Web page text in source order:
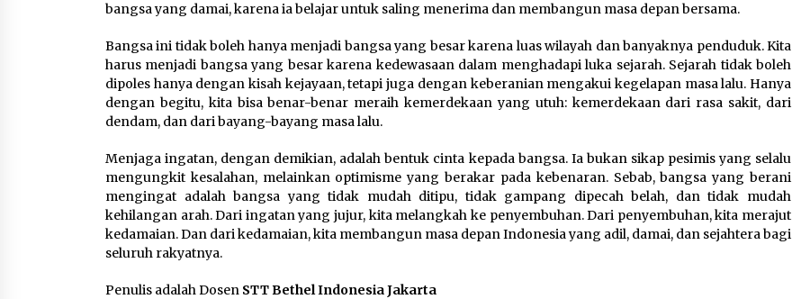
bangsa yang damai, karena ia belajar untuk saling menerima dan membangun masa depan bersama.
Bangsa ini tidak boleh hanya menjadi bangsa yang besar karena luas wilayah dan banyaknya penduduk. Kita
harus menjadi bangsa yang besar karena kedewasaan dalam menghadapi luka sejarah. Sejarah tidak boleh
dipoles hanya dengan kisah kejayaan, tetapi juga dengan keberanian mengakui kegelapan masa lalu. Hanya
dengan begitu, kita bisa benar-benar meraih kemerdekaan yang utuh: kemerdekaan dari rasa sakit, dari
dendam, dan dari bayang-bayang masa lalu.
Menjaga ingatan, dengan demikian, adalah bentuk cinta kepada bangsa. Ia bukan sikap pesimis yang selalu
mengungkit kesalahan, melainkan optimisme yang berakar pada kebenaran. Sebab, bangsa yang berani
mengingat adalah bangsa yang tidak mudah ditipu, tidak gampang dipecah belah, dan tidak mudah
kehilangan arah. Dari ingatan yang jujur, kita melangkah ke penyembuhan. Dari penyembuhan, kita merajut
kedamaian. Dan dari kedamaian, kita membangun masa depan Indonesia yang adil, damai, dan sejahtera bagi
seluruh rakyatnya.
Penulis adalah Dosen STT Bethel Indonesia Jakarta